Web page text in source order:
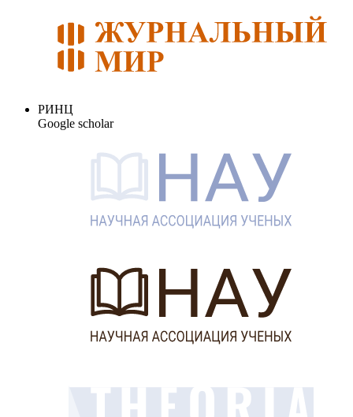
РИНЦ
Google scholar